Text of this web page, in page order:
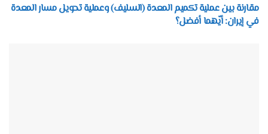
مقارنة بين عملية تكميم المعدة (السليف) وعملية تحويل مسار المعدة
في إيران: أيّهما أفضل؟